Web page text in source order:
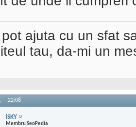
ajuta cu un sfat
tau, da-mi un
22:08
iSKY
Membru SeoPedia